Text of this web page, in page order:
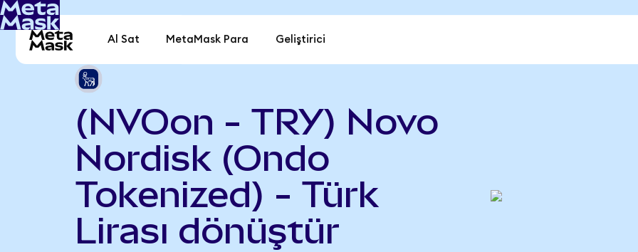
Al Sat MetaMask Para Geliştirici
(NVOon - TRY) Novo
Nordisk (Ondo
Tokenized) - Türk
Lirası dönüştür